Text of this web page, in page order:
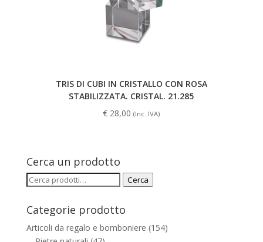
TRIS DI CUBI IN CRISTALLO CON ROSA
STABILIZZATA. CRISTAL. 21.285
€ 28,00 (Inc. IVA)
Cerca un prodotto
Cerca: Cerca
Categorie prodotto
Articoli da regalo e bomboniere (154)